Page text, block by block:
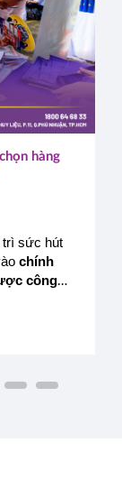
hàng
trì sức hút
chính
công